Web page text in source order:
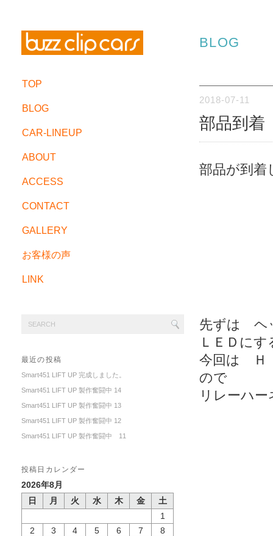
TOP
BLOG
CAR-LINEUP
ABOUT
ACCESS
CONTACT
GALLERY
お客様の声
LINK
最近の投稿
Smart451 LIFT UP 完成しました。
Smart451 LIFT UP 製作奮闘中 14
Smart451 LIFT UP 製作奮闘中 13
Smart451 LIFT UP 製作奮闘中 12
Smart451 LIFT UP 製作奮闘中 11
投稿日カレンダー
2026年8月
日
月 火 水 木 金
土
1
2
3 4 5 6 7
8
BLOG
2018-07-11
部品到
部品が到着
先ずは ヘ
ＬＥＤに
今回は Ｈ
ので
リレーハ